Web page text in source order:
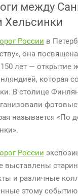
между
Хельсинки
России в
она
лет — открытие
которая
В столице
называется «По
России
выставлены
и различные
этому